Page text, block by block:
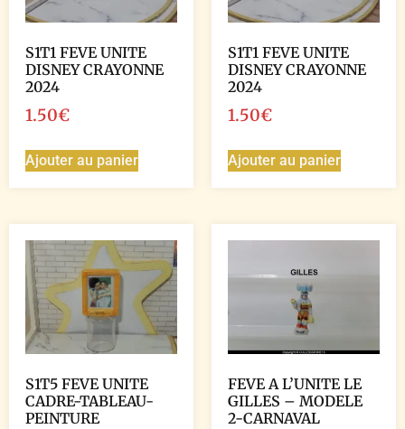
S1T1 FEVE UNITE
DISNEY CRAYONNE
2024
1.50€
Ajouter au panier
S1T1 FEVE UNITE
DISNEY CRAYONNE
2024
1.50€
Ajouter au panier
S1T5 FEVE UNITE
CADRE-TABLEAU-
PEINTURE
FEVE A L’UNITE LE
GILLES – MODELE
2-CARNAVAL